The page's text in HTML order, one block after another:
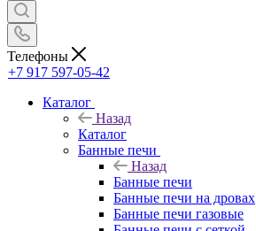
Телефоны
+7 917 597-05-42
Каталог
Назад
Каталог
Банные печи
Назад
Банные печи
Банные печи на дровах
Банные печи газовые